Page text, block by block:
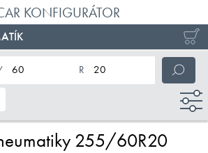
KONFIGURÁTOR
pneumatiky
nominálny priemer pneumatiky
255/60R20